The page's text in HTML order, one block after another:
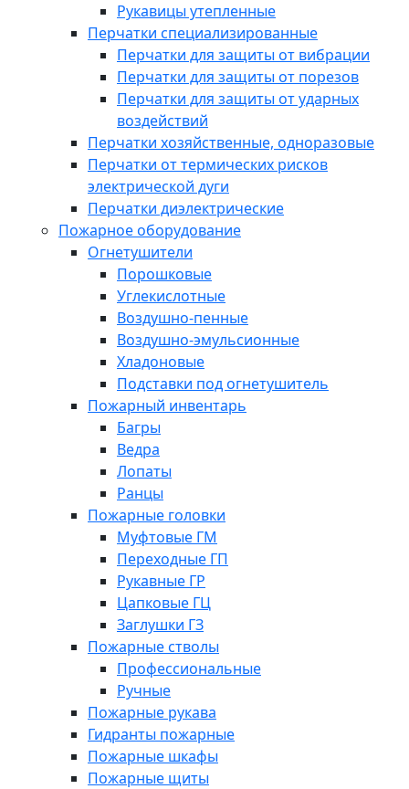
Рукавицы утепленные
Перчатки специализированные
Перчатки для защиты от вибрации
Перчатки для защиты от порезов
Перчатки для защиты от ударных
воздействий
Перчатки хозяйственные, одноразовые
Перчатки от термических рисков
электрической дуги
Перчатки диэлектрические
Пожарное оборудование
Огнетушители
Порошковые
Углекислотные
Воздушно-пенные
Воздушно-эмульсионные
Хладоновые
Подставки под огнетушитель
Пожарный инвентарь
Багры
Ведра
Лопаты
Ранцы
Пожарные головки
Муфтовые ГМ
Переходные ГП
Рукавные ГР
Цапковые ГЦ
Заглушки ГЗ
Пожарные стволы
Профессиональные
Ручные
Пожарные рукава
Гидранты пожарные
Пожарные шкафы
Пожарные щиты